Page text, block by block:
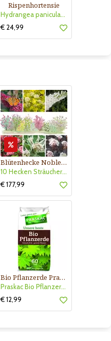
Rispenhortensie
Hydrangea paniculata 'Diamant Rouge'
€ 24,99
Blütenhecke Nobless-Kollektion Nr. 402
10 Hecken Sträucher - für 10 lfm Blütenhecke - Blühend März - Oktober
€ 177,99
Bio Pflanzerde Praskac
Praskac Bio Pflanzerde
€ 12,99